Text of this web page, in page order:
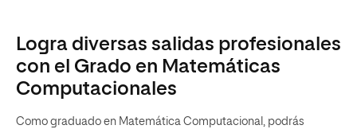
Logra diversas salidas profesionales
con el Grado en Matemáticas
Computacionales
Como graduado en Matemática Computacional, podrás